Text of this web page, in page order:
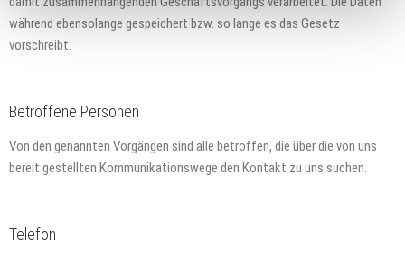
während ebensolange gespeichert bzw. so lange es das Gesetz
vorschreibt.
Betroffene Personen
Von den genannten Vorgängen sind alle betroffen, die über die von uns
bereit gestellten Kommunikationswege den Kontakt zu uns suchen.
Telefon